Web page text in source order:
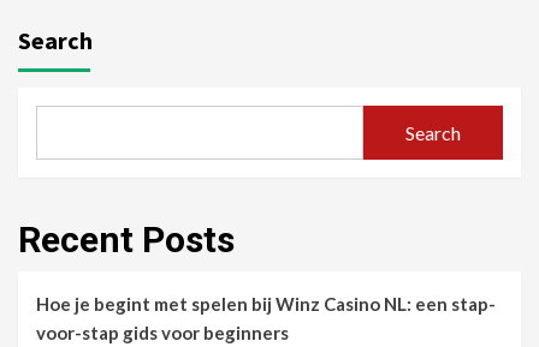
Search
Search
Recent Posts
Hoe je begint met spelen bij Winz Casino NL: een stap-
voor-stap gids voor beginners